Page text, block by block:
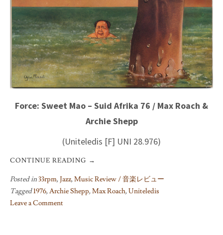
Force: Sweet Mao – Suid Afrika 76 / Max Roach &
Archie Shepp
(Uniteledis [F] UNI 28.976)
CONTINUE READING →
Posted in33rpm,Jazz,Music Review / 音楽レビュー
Tagged1976,Archie Shepp,Max Roach,Uniteledis
Leave a Comment